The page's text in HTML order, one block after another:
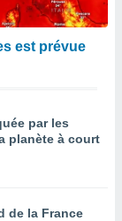
est prévue
par les
planète à court
de la France